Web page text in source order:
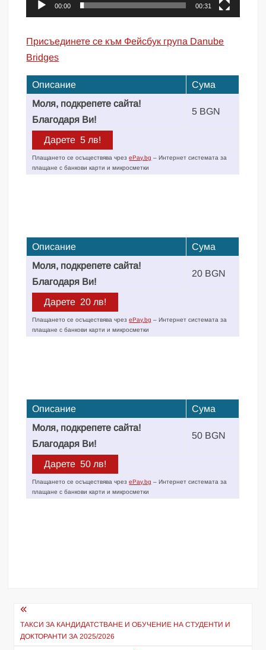
00:00 00:31
Присъединете се към Фейсбук група Danube
Bridges
Описание
Сума
Моля, подкрепете сайта!
Благодаря Ви!
5 BGN
Плащането се осъществява чрезePay.bg – Интернет системата за
плащане с банкови карти и микросметки
Описание
Сума
Моля, подкрепете сайта!
Благодаря Ви!
20 BGN
Плащането се осъществява чрезePay.bg – Интернет системата за
плащане с банкови карти и микросметки
Описание
Сума
Моля, подкрепете сайта!
Благодаря Ви!
50 BGN
Плащането се осъществява чрезePay.bg – Интернет системата за
плащане с банкови карти и микросметки
Навигация
ТАКСИ ЗА КАНДИДАТСТВАНЕ И ОБУЧЕНИЕ НА СТУДЕНТИ И
ДОКТОРАНТИ ЗА 2025/2026